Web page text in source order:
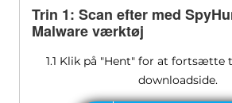
Trin 1: Scan efter med
Malware værktøj
1.1 Klik på "Hent" for at fortsætte
downloadside.